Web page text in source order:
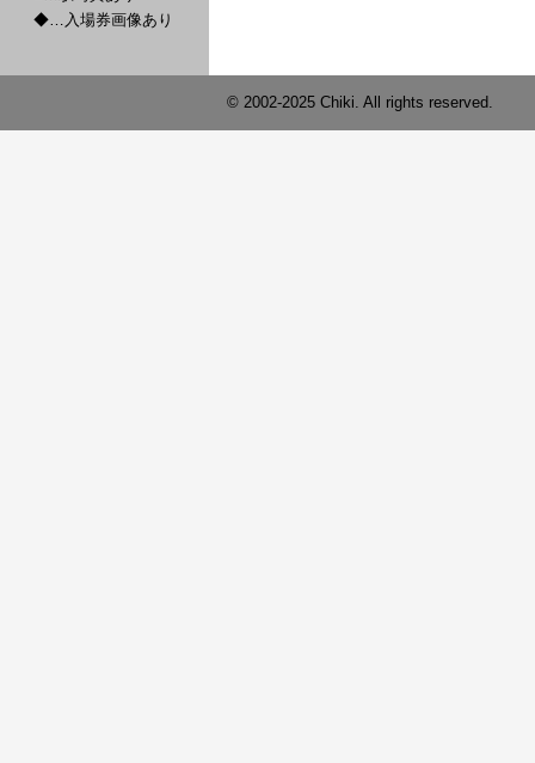
◆…入場券画像あり
© 2002-2025 Chiki. All rights reserved.